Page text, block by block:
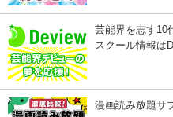
芸能界を志す10
スクール情報は
漫画読み放題サ